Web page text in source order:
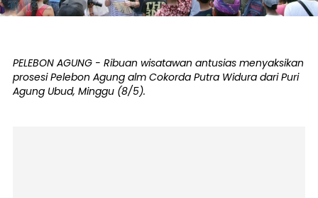
PELEBON AGUNG - Ribuan wisatawan antusias menyaksikan
prosesi Pelebon Agung alm Cokorda Putra Widura dari Puri
Agung Ubud, Minggu (8/5).